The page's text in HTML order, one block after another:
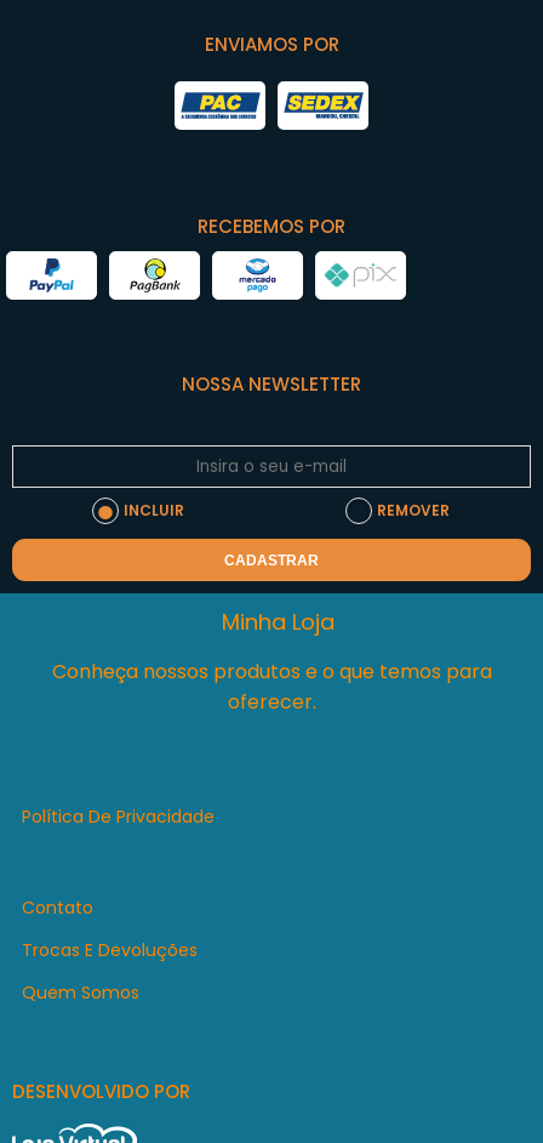
ENVIAMOS POR
RECEBEMOS POR
NOSSA NEWSLETTER
INCLUIR REMOVER
CADASTRAR
Minha Loja
Conheça nossos produtos e o que temos para
oferecer.
Política De Privacidade
Contato
Trocas E Devoluções
Quem Somos
DESENVOLVIDO POR